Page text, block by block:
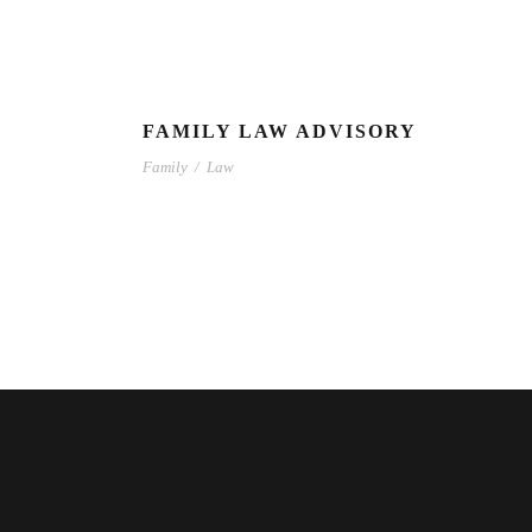
FAMILY LAW ADVISORY
Family / Law